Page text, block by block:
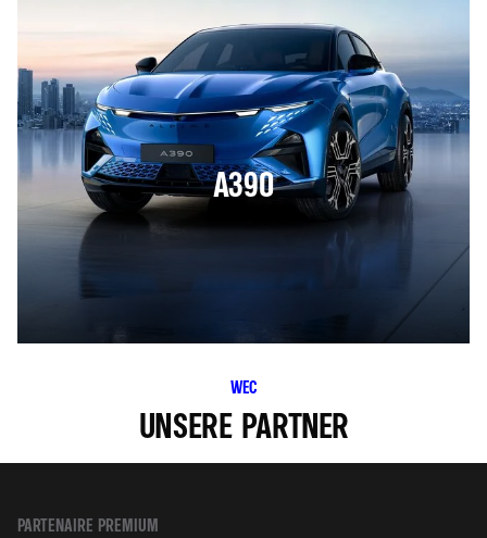
A390
WEC
UNSERE PARTNER
PARTENAIRE PREMIUM